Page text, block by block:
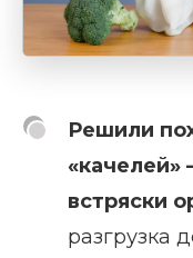
Решили
«качелей»
встряски
разгрузка